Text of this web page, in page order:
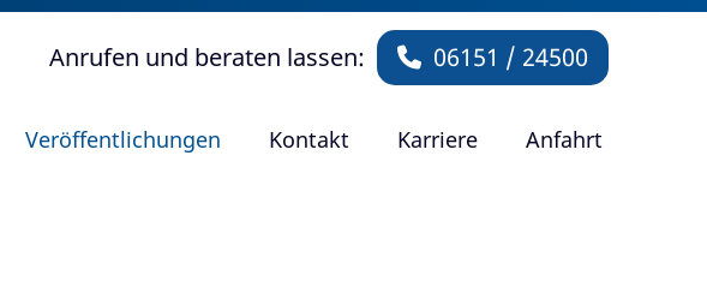
Anrufen und beraten lassen: 06151 / 24500
Veröffentlichungen Kontakt Karriere Anfahrt